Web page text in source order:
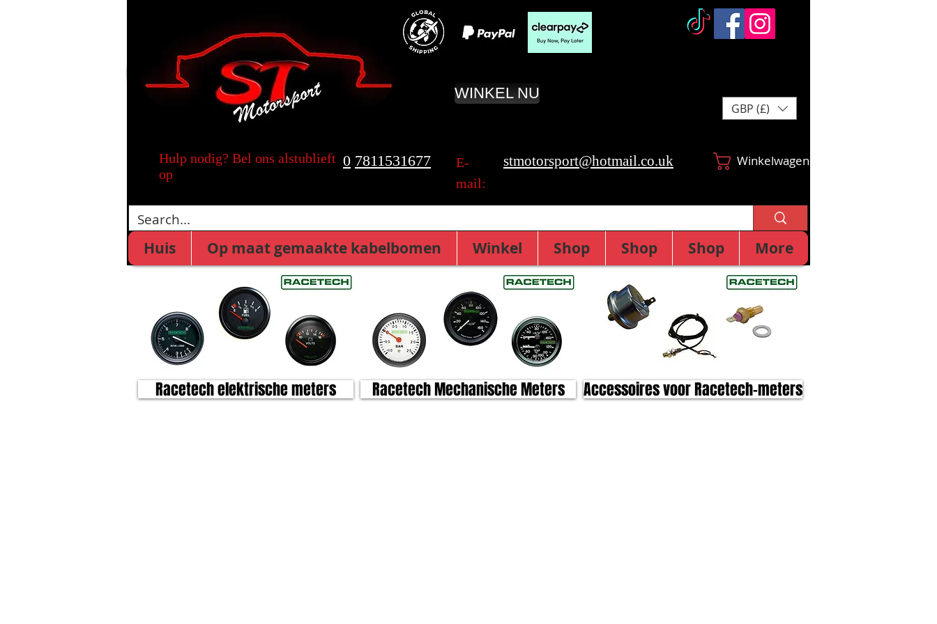
WINKEL NU
GBP (£)
Hulp nodig? Bel ons alstublieft
op
0 7811531677
E-
mail:
stmotorsport@hotmail.co.uk Winkelwagen
Huis Op maat gemaakte kabelbomen Winkel Shop Shop Shop More
Racetech elektrische meters Racetech Mechanische Meters Accessoires voor Racetech-meters